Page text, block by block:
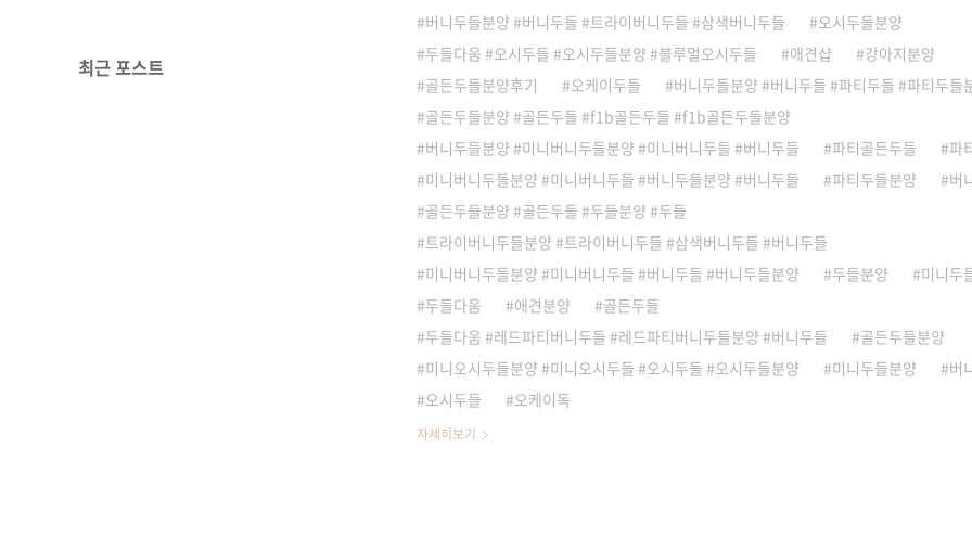
최근 포스트
버니두들분양 #버니두들 #트라이버니두들 #삼색버니두들
오시두들분양
두들다움 #오시두들 #오시두들분양 #블루멀오시두들
애견샵
강아지분양
골든두들분양후기
오케이두들
버니두들분양 #버니두들 #파티두들 #파티두들
골든두들분양 #골든두들 #f1b골든두들 #f1b골든두들분양
버니두들분양 #미니버니두들분양 #미니버니두들 #버니두들
파티골든두들
파
미니버니두들분양 #미니버니두들 #버니두들분양 #버니두들
파티두들분양
버
골든두들분양 #골든두들 #두들분양 #두들
트라이버니두들분양 #트라이버니두들 #삼색버니두들 #버니두들
미니버니두들분양 #미니버니두들 #버니두들 #버니두들분양
두들분양
미니두
두들다움
애견분양
골든두들
두들다움 #레드파티버니두들 #레드파티버니두들분양 #버니두들
골든두들분양
미니오시두들분양 #미니오시두들 #오시두들 #오시두들분양
미니두들분양
버
오시두들
오케이독
자세히보기